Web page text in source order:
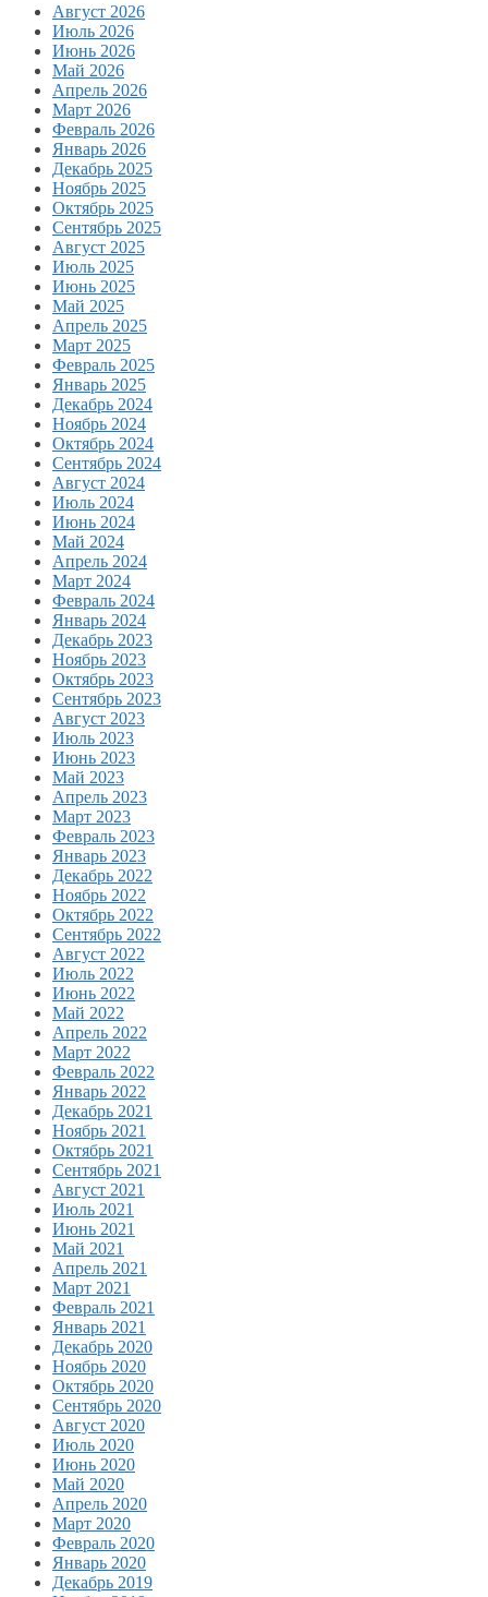
Август 2026
Июль 2026
Июнь 2026
Май 2026
Апрель 2026
Март 2026
Февраль 2026
Январь 2026
Декабрь 2025
Ноябрь 2025
Октябрь 2025
Сентябрь 2025
Август 2025
Июль 2025
Июнь 2025
Май 2025
Апрель 2025
Март 2025
Февраль 2025
Январь 2025
Декабрь 2024
Ноябрь 2024
Октябрь 2024
Сентябрь 2024
Август 2024
Июль 2024
Июнь 2024
Май 2024
Апрель 2024
Март 2024
Февраль 2024
Январь 2024
Декабрь 2023
Ноябрь 2023
Октябрь 2023
Сентябрь 2023
Август 2023
Июль 2023
Июнь 2023
Май 2023
Апрель 2023
Март 2023
Февраль 2023
Январь 2023
Декабрь 2022
Ноябрь 2022
Октябрь 2022
Сентябрь 2022
Август 2022
Июль 2022
Июнь 2022
Май 2022
Апрель 2022
Март 2022
Февраль 2022
Январь 2022
Декабрь 2021
Ноябрь 2021
Октябрь 2021
Сентябрь 2021
Август 2021
Июль 2021
Июнь 2021
Май 2021
Апрель 2021
Март 2021
Февраль 2021
Январь 2021
Декабрь 2020
Ноябрь 2020
Октябрь 2020
Сентябрь 2020
Август 2020
Июль 2020
Июнь 2020
Май 2020
Апрель 2020
Март 2020
Февраль 2020
Январь 2020
Декабрь 2019